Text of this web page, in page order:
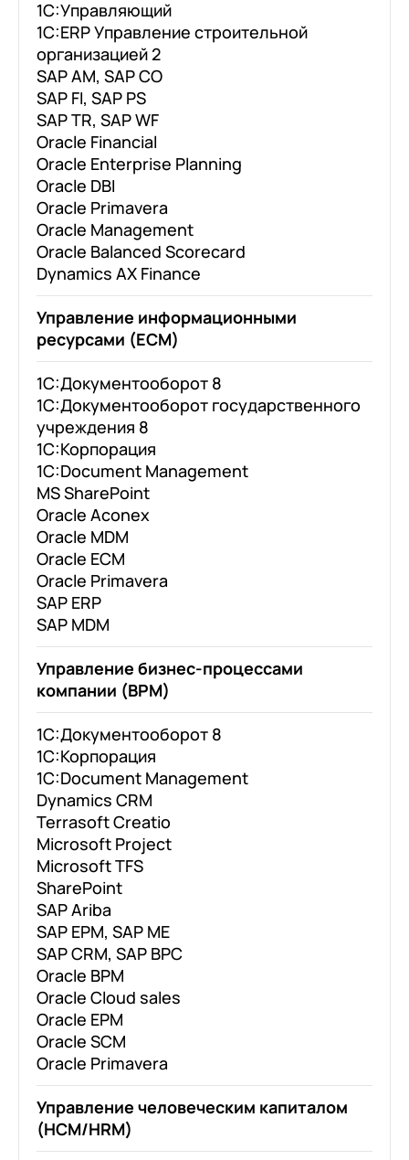
1С:Управляющий
1С:ERP Управление строительной
организацией 2
SAP AM, SAP CO
SAP FI, SAP PS
SAP TR, SAP WF
Oracle Financial
Oracle Enterprise Planning
Oracle DBI
Oracle Primavera
Oracle Management
Oracle Balanced Scorecard
Dynamics AX Finance
Управление информационными
ресурсами (ECM)
1С:Документооборот 8
1С:Документооборот государственного
учреждения 8
1С:Корпорация
1С:Document Management
MS SharePoint
Oracle Aconex
Oracle MDM
Oracle ECM
Oracle Primavera
SAP ERP
SAP MDM
Управление бизнес-процессами
компании (BPM)
1С:Документооборот 8
1С:Корпорация
1С:Document Management
Dynamics CRM
Terrasoft Creatio
Microsoft Project
Microsoft TFS
SharePoint
SAP Ariba
SAP EPM, SAP ME
SAP CRM, SAP BPC
Oracle BPM
Oracle Cloud sales
Oracle EPM
Oracle SCM
Oracle Primavera
Управление человеческим капиталом
(HCM/HRM)
+7 Номер телефона
Отправить
Я даю согласие на обработку
данныхв соответствии с
Конфиденциальности
+7 Номер телефона
Отправить
Я даю согласие на обработку
данныхв соответствии сПолитикой
Конфиденциальности
+7 Номер телефона
Отправить
Я даю согласие на обработку
данныхв соответствии с
Конфиденциальности
Перейти в корзину
Продолжить покупки